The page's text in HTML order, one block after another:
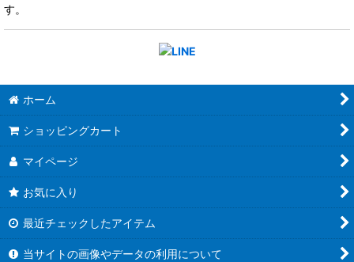
す。
ホーム
ショッピングカート
マイページ
お気に入り
最近チェックしたアイテム
当サイトの画像やデータの利用について